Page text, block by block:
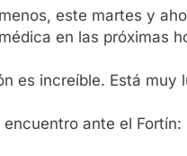
este martes y
en las próximas
es increíble. Está muy
ante el